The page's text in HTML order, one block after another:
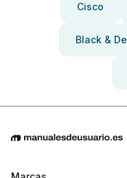
Cisco
Black &